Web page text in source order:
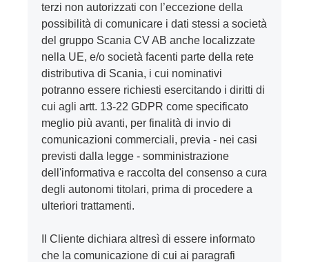
terzi non autorizzati con l’eccezione della
possibilità di comunicare i dati stessi a società
del gruppo Scania CV AB anche localizzate
nella UE, e/o società facenti parte della rete
distributiva di Scania, i cui nominativi
potranno essere richiesti esercitando i diritti di
cui agli artt. 13-22 GDPR come specificato
meglio più avanti, per finalità di invio di
comunicazioni commerciali, previa - nei casi
previsti dalla legge - somministrazione
dell'informativa e raccolta del consenso a cura
degli autonomi titolari, prima di procedere a
ulteriori trattamenti.
Il Cliente dichiara altresì di essere informato
che la comunicazione di cui ai paragrafi